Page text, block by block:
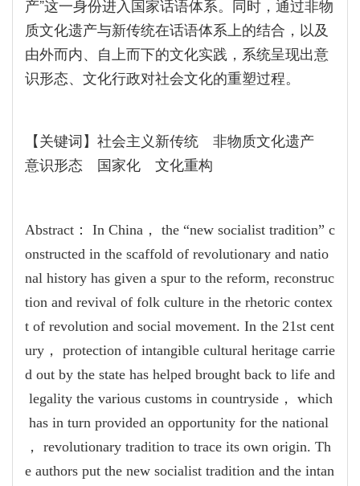
产”这一身份进入国家话语体系。同时，通过非物
质文化遗产与新传统在话语体系上的结合，以及
由外而内、自上而下的文化实践，系统呈现出意
识形态、文化行政对社会文化的重塑过程。
【关键词】社会主义新传统 非物质文化遗产
意识形态 国家化 文化重构
Abstract： In China， the “new socialist tradition” c
onstructed in the scaffold of revolutionary and natio
nal history has given a spur to the reform, reconstruc
tion and revival of folk culture in the rhetoric contex
t of revolution and social movement. In the 21st cent
ury， protection of intangible cultural heritage carrie
d out by the state has helped brought back to life and
legality the various customs in countryside， which
has in turn provided an opportunity for the national
， revolutionary tradition to trace its own origin. Th
e authors put the new socialist tradition and the intan